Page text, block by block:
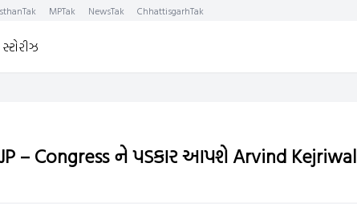
MPTak NewsTak ChhattisgarhTak
– Congress ને પડકાર આપશે Arvind Kejriwal